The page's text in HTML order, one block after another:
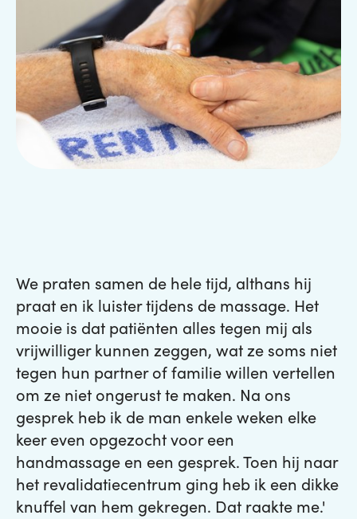
We praten samen de hele tijd, althans hij
praat en ik luister tijdens de massage. Het
mooie is dat patiënten alles tegen mij als
vrijwilliger kunnen zeggen, wat ze soms niet
tegen hun partner of familie willen vertellen
om ze niet ongerust te maken. Na ons
gesprek heb ik de man enkele weken elke
keer even opgezocht voor een
handmassage en een gesprek. Toen hij naar
het revalidatiecentrum ging heb ik een dikke
knuffel van hem gekregen. Dat raakte me.'